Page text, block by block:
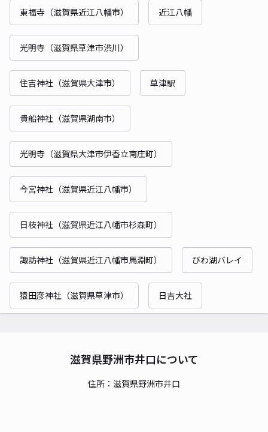
東福寺（滋賀県近江八幡市） 近江八幡
光明寺（滋賀県草津市渋川）
住吉神社（滋賀県大津市） 草津駅
貴船神社（滋賀県湖南市）
光明寺（滋賀県大津市伊香立南庄町）
今宮神社（滋賀県近江八幡市）
日枝神社（滋賀県近江八幡市杉森町）
諏訪神社（滋賀県近江八幡市馬淵町） びわ湖バレイ
猿田彦神社（滋賀県草津市） 日吉大社
滋賀県野洲市井口について
住所：滋賀県野洲市井口